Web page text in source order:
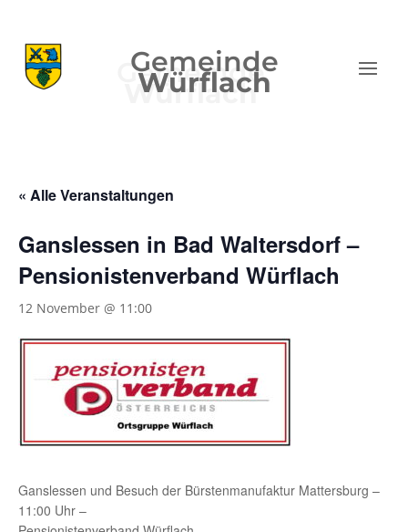
Gemeinde
Würflach
« Alle Veranstaltungen
Ganslessen in Bad Waltersdorf –
Pensionistenverband Würflach
12 November @ 11:00
Ganslessen und Besuch der Bürstenmanufaktur Mattersburg –
11:00 Uhr –